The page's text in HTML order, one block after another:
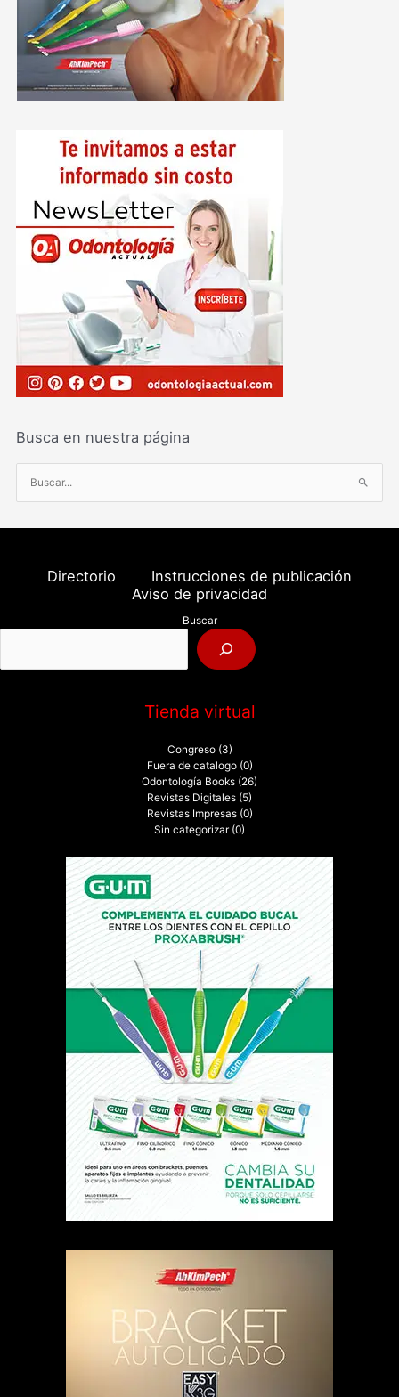
Busca en nuestra página
u
s
o
:
Directorio
Instrucciones de publicación
Aviso de privacidad
Buscar
Tienda virtual
Congreso (3)
Fuera de catalogo (0)
Odontología Books (26)
Revistas Digitales (5)
Revistas Impresas (0)
Sin categorizar (0)